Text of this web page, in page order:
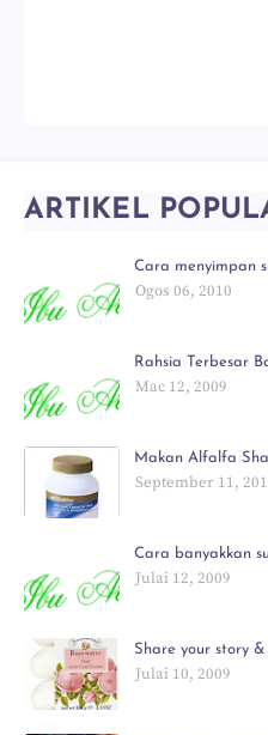
ARTIKEL
Cara menyimpan
Ogos 06, 2010
Rahsia Terbesar
Mac 12, 2009
Makan Alfalfa
September 11,
Cara banyakkan
Julai 12, 2009
Share your story
Julai 10, 2009